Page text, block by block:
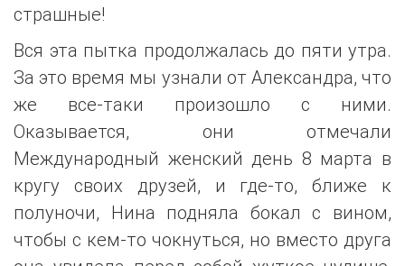
страшные!
Вся эта пытка продолжалась до пяти утра.
За это время мы узнали от Александра, что
же все-таки произошло с ними.
Оказывается, они отмечали
Международный женский день 8 марта в
кругу своих друзей, и где-то, ближе к
полуночи, Нина подняла бокал с вином,
чтобы с кем-то чокнуться, но вместо друга